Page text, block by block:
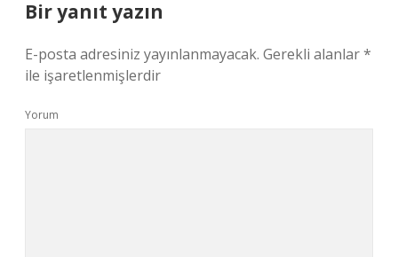
Bir yanıt yazın
E-posta adresiniz yayınlanmayacak. Gerekli alanlar*
ile işaretlenmişlerdir
Yorum